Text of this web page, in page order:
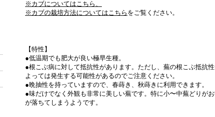
※カブについてはこちら、
※カブの栽培方法についてはこちら をご覧ください。
【特性】
●低温期でも肥大が良い極早生種。
●根こぶ病に対して抵抗性があります。ただし、蕪の根こぶ抵抗
よっては発生する可能性があるのでご注意ください。
●晩抽性を持っていますので、春蒔き、秋蒔きに利用できます。
●味だけでなく外観も非常に美しい蕪です。特に小〜中蕪どりが
が落ちてしまうようです。